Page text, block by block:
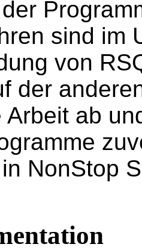
sind im
von
der
Arbeit ab
NonStop